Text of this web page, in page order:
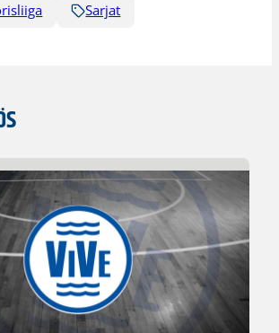
Sarjat